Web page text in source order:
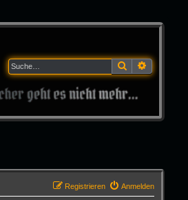
Suche
Anmelden
Registrieren